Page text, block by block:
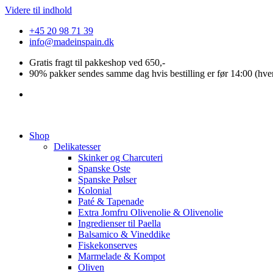
Videre til indhold
+45 20 98 71 39
info@madeinspain.dk
Gratis fragt til pakkeshop ved 650,-
90% pakker sendes samme dag hvis bestilling er før 14:00
Shop
Delikatesser
Skinker og Charcuteri
Spanske Oste
Spanske Pølser
Kolonial
Paté & Tapenade
Extra Jomfru Olivenolie & Olivenolie
Ingredienser til Paella
Balsamico & Vineddike
Fiskekonserves
Marmelade & Kompot
Oliven